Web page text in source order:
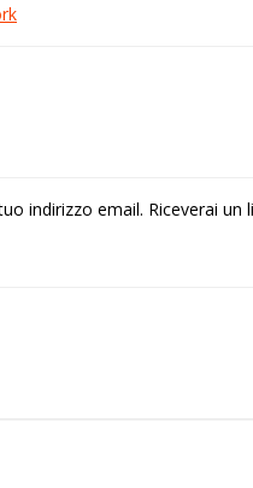
indirizzo email. Riceverai